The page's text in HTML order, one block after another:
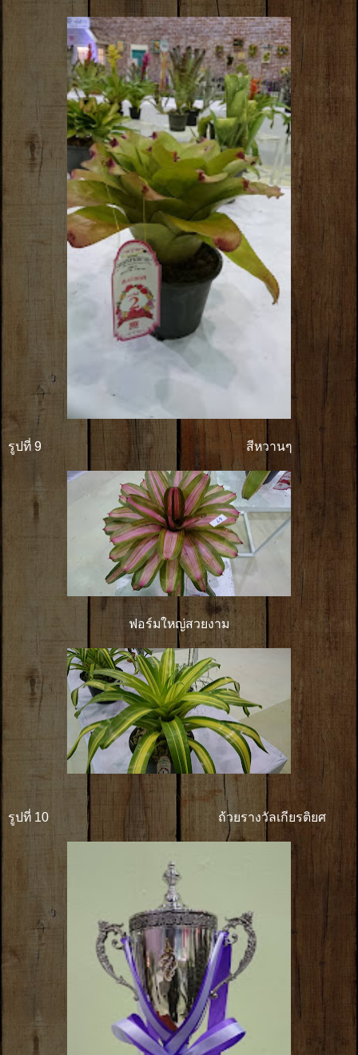
รูปที่ 9 สีหวานๆ
ฟอร์มใหญ่สวยงาม
รูปที่ 10 ถ้วยรางวัลเกียรติยศ